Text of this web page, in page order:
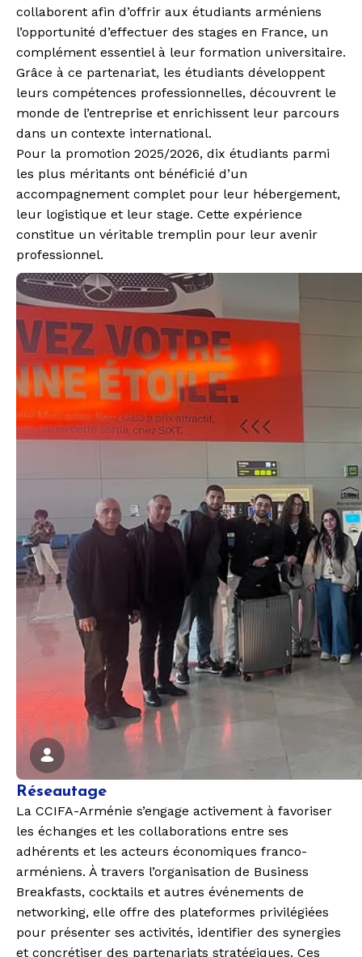
collaborent afin d’offrir aux étudiants arméniens
l’opportunité d’effectuer des stages en France, un
complément essentiel à leur formation universitaire.
Grâce à ce partenariat, les étudiants développent
leurs compétences professionnelles, découvrent le
monde de l’entreprise et enrichissent leur parcours
dans un contexte international.
Pour la promotion 2025/2026, dix étudiants parmi
les plus méritants ont bénéficié d’un
accompagnement complet pour leur hébergement,
leur logistique et leur stage. Cette expérience
constitue un véritable tremplin pour leur avenir
professionnel.
Réseautage
La CCIFA-Arménie s’engage activement à favoriser
les échanges et les collaborations entre ses
adhérents et les acteurs économiques franco-
arméniens. À travers l’organisation de Business
Breakfasts, cocktails et autres événements de
networking, elle offre des plateformes privilégiées
pour présenter ses activités, identifier des synergies
et concrétiser des partenariats stratégiques. Ces